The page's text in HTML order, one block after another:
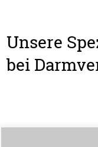
Unsere
bei